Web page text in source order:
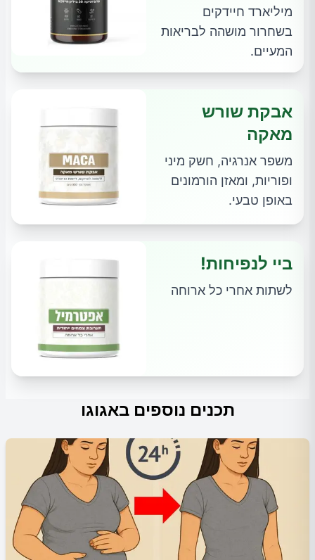
מיליארד חיידקים
בשחרור מושהה לבריאות
המעיים.
אבקת שורש
מאקה
משפר אנרגיה, חשק מיני
ופוריות, ומאזן הורמונים
באופן טבעי.
ביי לנפיחות!
לשתות אחרי כל ארוחה
תכנים נוספים באגוגו